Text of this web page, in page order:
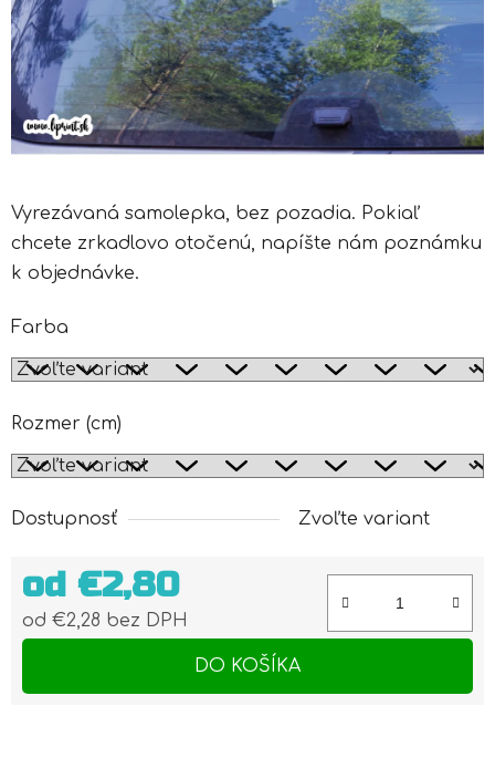
Vyrezávaná samolepka, bez pozadia. Pokiaľ
chcete zrkadlovo otočenú, napíšte nám poznámku
k objednávke.
Farba
Rozmer (cm)
Dostupnosť Zvoľte variant
od €2,80
od €2,28 bez DPH
DO KOŠÍKA